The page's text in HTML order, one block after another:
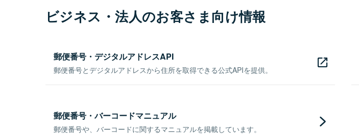
ビジネス・法人のお客さま向け情報
郵便番号・デジタルアドレスAPI
郵便番号とデジタルアドレスから住所を取得できる公式APIを提供。
郵便番号・バーコードマニュアル
郵便番号や、バーコードに関するマニュアルを掲載しています。